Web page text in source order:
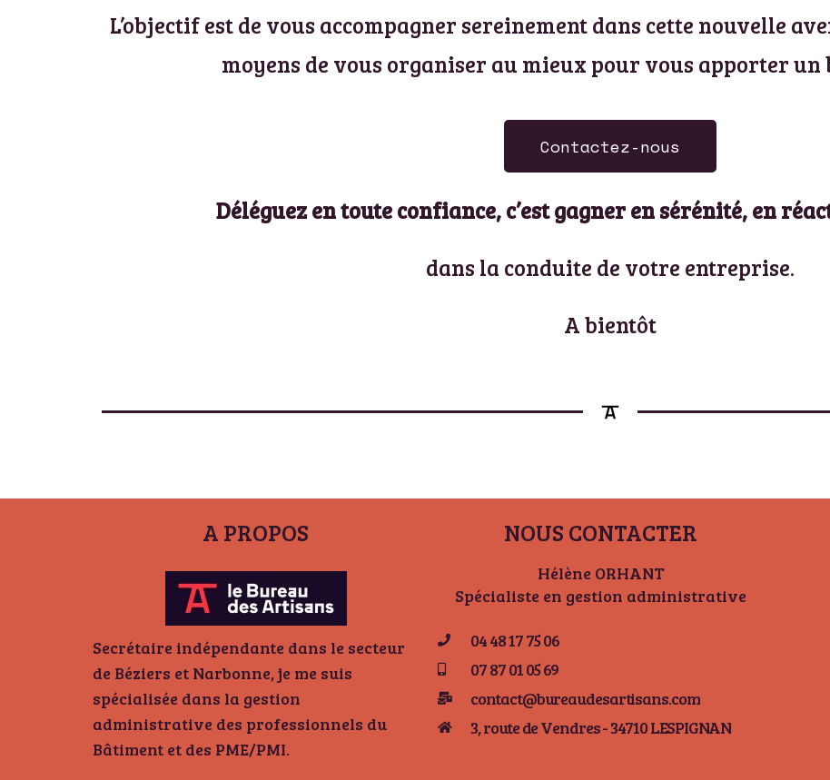
L’objectif est de vous accompagner sereinement dans cette nouvelle
moyens de vous organiser au mieux pour vous apporter un
Contactez-nous
Déléguez en toute confiance, c’est gagner en sérénité, en
dans la conduite de votre entreprise.
A bientôt
A PROPOS
Secrétaire indépendante dans le secteur
de Béziers et Narbonne, je me suis
spécialisée dans la gestion
administrative des professionnels du
Bâtiment et des PME/PMI.
NOUS CONTACTER
Hélène ORHANT
Spécialiste en gestion administrative
04 48 17 75 06
07 87 01 05 69
contact@bureaudesartisans.com
3, route de Vendres - 34710 LESPIGNAN